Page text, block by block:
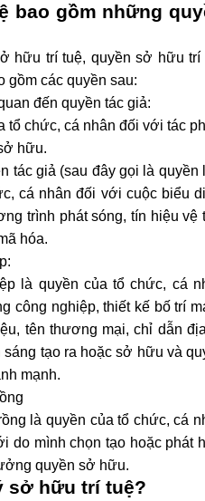
bao gồm những
hữu trí tuệ, quyền sở hữu trí
gồm các quyền sau:
đến quyền tác giả:
tổ chức, cá nhân đối với tác
hữu.
tác giả (sau đây gọi là quyền
cá nhân đối với cuộc biểu
trình phát sóng, tín hiệu vệ
hóa.
là quyền của tổ chức, cá
công nghiệp, thiết kế bố trí
tên thương mại, chỉ dẫn
tạo ra hoặc sở hữu và
mạnh.
là quyền của tổ chức, cá
do mình chọn tạo hoặc phát
quyền sở hữu.
sở hữu trí tuệ?